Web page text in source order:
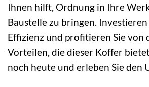
Ihnen hilft, Ordnung in Ihre
Baustelle zu bringen.
Effizienz und profitieren Sie von
Vorteilen, die dieser Koffer
noch heute und erleben Sie den